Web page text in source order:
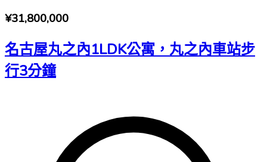
¥31,800,000
名古屋丸之內1LDK公寓，丸之內車站步
行3分鐘